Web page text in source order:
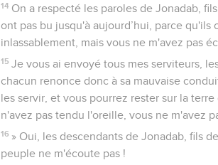
14 On a respecté les paroles de Jonadab,
ont pas bu jusqu'à aujourd’hui, parce
inlassablement, mais vous ne m'avez pas
15 Je vous ai envoyé tous mes serviteurs,
chacun renonce donc à sa mauvaise
les servir, et vous pourrez rester sur la
n'avez pas tendu l'oreille, vous ne m'avez
16 » Oui, les descendants de Jonadab, fils
peuple ne m'écoute pas !